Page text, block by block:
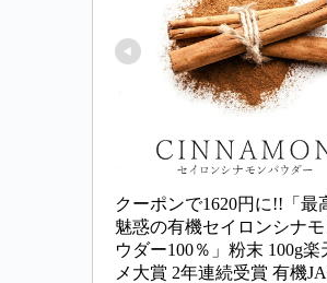
クーポンで1620円に!!「最
魅惑の有機セイロンシナ
ウダー100％」粉末 100g楽
メ大賞 2年連続受賞 有機